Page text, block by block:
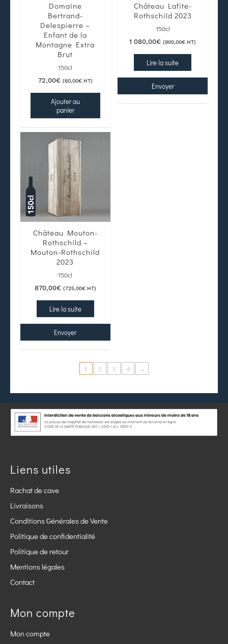
Domaine
Bertrand-
Delespierre –
Enfant de la
Montagne Extra
Brut
150cl
72,00€ (60,00€HT)
Ajouter au
panier
Château Lafite-
Rothschild 2023
150cl
1 080,00€ (900,00€ HT)
Lire la suite
Envoyer
Château Mouton-
Rothschild –
Mouton-Rothschild
2023
150cl
870,00€ (725,00€HT)
Lire la suite
Envoyer
1 2 3 4 →
Liens utiles
Rachat de cave
Livraisons
Conditions Générales de Vente
Politique de confidentialité
Politique de retour
Mentions légales
Contact
Mon compte
Mon compte